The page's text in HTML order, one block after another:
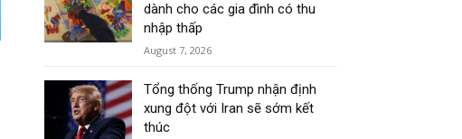
dành cho các gia đình có thu
nhập thấp
August 7, 2026
Tổng thống Trump nhận định
xung đột với Iran sẽ sớm kết
thúc